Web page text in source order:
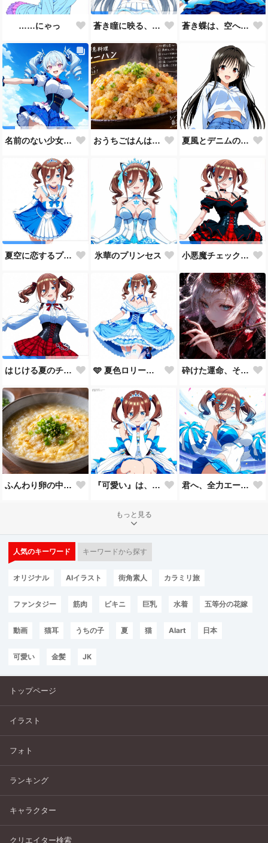
……にゃっ 蒼き瞳に映る、まだ見ぬ未来。🩵 蒼き蝶は、空へ舞う。🦋💙
名前のない少女、誕生。🩵 おうちごはんはチャーハンで🍚💕 夏風とデニムの約束
夏空に恋するプリンセス 氷華のプリンセス 小悪魔チェック・ロリータ
はじける夏のチェックコーデ！ 🩵 夏色ロリータ 🩵 砕けた運命、それでも君を見つめて。
ふんわり卵の中華粥 『可愛い』は、一回じゃ足りない。🩵 君へ、全力エール📣✨
もっと見る
人気のキーワード キーワードから探す
オリジナル AIイラスト 街角素人 カラミリ旅
ファンタジー 筋肉 ビキニ 巨乳 水着 五等分の花嫁
動画 猫耳 うちの子 夏 猫 AIart 日本
可愛い 金髪 JK
トップページ
イラスト
フォト
ランキング
キャラクター
クリエイター検索